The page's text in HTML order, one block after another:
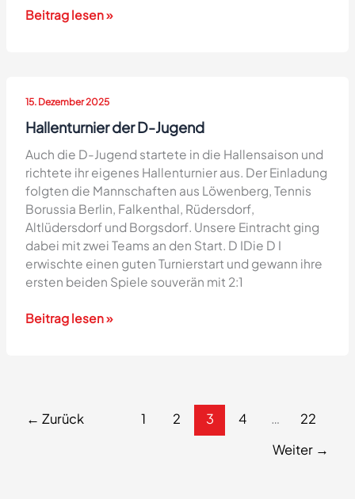
F-
Hallensaison
Beitrag lesen »
15. Dezember 2025
Hallenturnier der D-Jugend
Auch die D-Jugend startete in die Hallensaison und
richtete ihr eigenes Hallenturnier aus. Der Einladung
folgten die Mannschaften aus Löwenberg, Tennis
Borussia Berlin, Falkenthal, Rüdersdorf,
Altlüdersdorf und Borgsdorf. Unsere Eintracht ging
dabei mit zwei Teams an den Start. D IDie D I
erwischte einen guten Turnierstart und gewann ihre
ersten beiden Spiele souverän mit 2:1
Hallenturnier
Beitrag lesen »
← Zurück 1 2 3 4 …
22
Weiter →